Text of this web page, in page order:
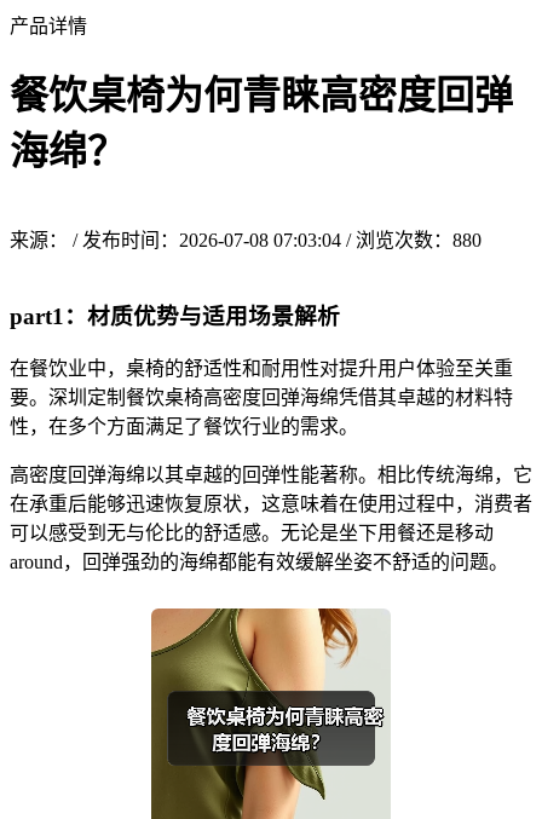
产品详情
餐饮桌椅为何青睐高密度回弹
海绵？
来源： / 发布时间：2026-07-08 07:03:04 / 浏览次数： 880
part1：材质优势与适用场景解析
在餐饮业中，桌椅的舒适性和耐用性对提升用户体验至关重
要。深圳定制餐饮桌椅高密度回弹海绵凭借其卓越的材料特
性，在多个方面满足了餐饮行业的需求。
高密度回弹海绵以其卓越的回弹性能著称。相比传统海绵，它
在承重后能够迅速恢复原状，这意味着在使用过程中，消费者
可以感受到无与伦比的舒适感。无论是坐下用餐还是移动
around，回弹强劲的海绵都能有效缓解坐姿不舒适的问题。